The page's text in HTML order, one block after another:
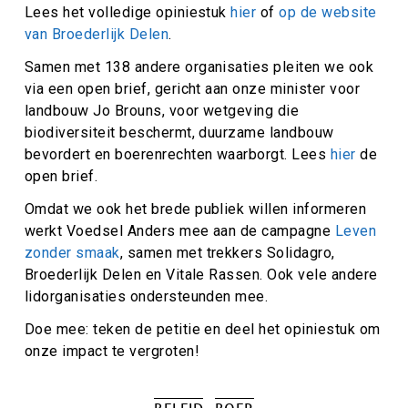
Lees het volledige opiniestuk hier ofop de website
van Broederlijk Delen.
Samen met 138 andere organisaties pleiten we ook
via een open brief, gericht aan onze minister voor
landbouw Jo Brouns, voor wetgeving die
biodiversiteit beschermt, duurzame landbouw
bevordert en boerenrechten waarborgt. Lees hier de
open brief.
Omdat we ook het brede publiek willen informeren
werkt Voedsel Anders mee aan de campagne Leven
zonder smaak, samen met trekkers Solidagro,
Broederlijk Delen en Vitale Rassen. Ook vele andere
lidorganisaties ondersteunden mee.
Doe mee: teken de petitie en deel het opiniestuk om
onze impact te vergroten!